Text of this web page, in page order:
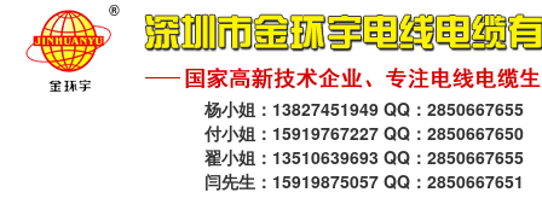
杨小姐：13827451949 QQ：2850667655
付小姐：15919767227 QQ：2850667650
翟小姐：13510639693 QQ：2850667655
闫先生：15919875057 QQ：2850667651